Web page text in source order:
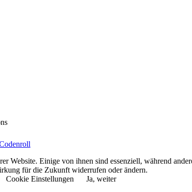
Website. Einige von ihnen sind essenziell, während
für die Zukunft widerrufen oder ändern.
Cookie Einstellungen
Ja, weiter